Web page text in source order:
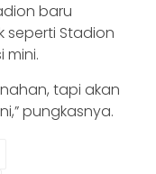
baru
seperti Stadion
mini.
tapi akan
pungkasnya.